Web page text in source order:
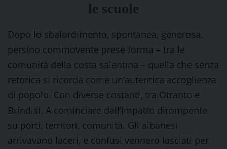
le scuole
Dopo lo sbalordimento, spontanea, generosa,
persino commovente prese forma – tra le
comunità della costa salentina – quella che senza
retorica si ricorda come un’autentica accoglienza
di popolo. Con diverse costanti, tra Otranto e
Brindisi. A cominciare dall’impatto dirompente
su porti, territori, comunità. Gli albanesi
arrivavano laceri, e confusi vennero lasciati per